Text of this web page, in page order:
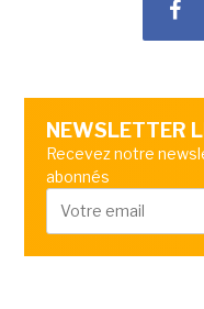
NEWSLETTER
Recevez notre
abonnés